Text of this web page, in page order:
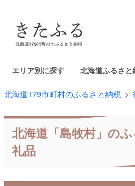
エリア別に探す 北海道ふるさ
北海道179市町村のふるさと納税
北海道「島牧村」の
礼品